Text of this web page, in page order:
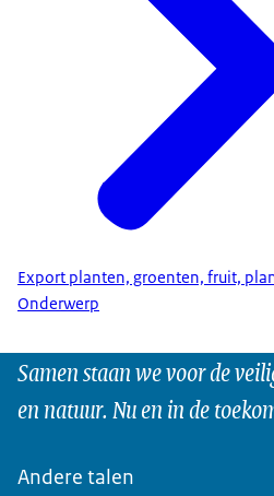
Export planten, groenten, fruit,
Onderwerp
Samen staan we voor de
en natuur. Nu en in de
Andere talen